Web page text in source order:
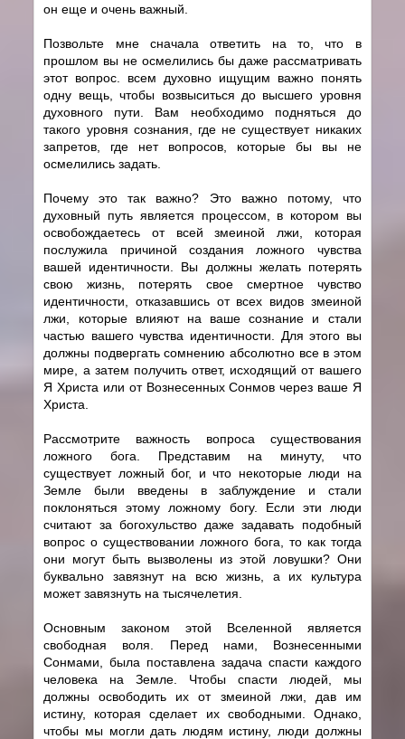
он еще и очень важный.
Позвольте мне сначала ответить на то, что в
прошлом вы не осмелились бы даже рассматривать
этот вопрос. всем духовно ищущим важно понять
одну вещь, чтобы возвыситься до высшего уровня
духовного пути. Вам необходимо подняться до
такого уровня сознания, где не существует никаких
запретов, где нет вопросов, которые бы вы не
осмелились задать.
Почему это так важно? Это важно потому, что
духовный путь является процессом, в котором вы
освобождаетесь от всей змеиной лжи, которая
послужила причиной создания ложного чувства
вашей идентичности. Вы должны желать потерять
свою жизнь, потерять свое смертное чувство
идентичности, отказавшись от всех видов змеиной
лжи, которые влияют на ваше сознание и стали
частью вашего чувства идентичности. Для этого вы
должны подвергать сомнению абсолютно все в этом
мире, а затем получить ответ, исходящий от вашего
Я Христа или от Вознесенных Сонмов через ваше Я
Христа.
Рассмотрите важность вопроса существования
ложного бога. Представим на минуту, что
существует ложный бог, и что некоторые люди на
Земле были введены в заблуждение и стали
поклоняться этому ложному богу. Если эти люди
считают за богохульство даже задавать подобный
вопрос о существовании ложного бога, то как тогда
они могут быть вызволены из этой ловушки? Они
буквально завязнут на всю жизнь, а их культура
может завязнуть на тысячелетия.
Основным законом этой Вселенной является
свободная воля. Перед нами, Вознесенными
Сонмами, была поставлена задача спасти каждого
человека на Земле. Чтобы спасти людей, мы
должны освободить их от змеиной лжи, дав им
истину, которая сделает их свободными. Однако,
чтобы мы могли дать людям истину, люди должны